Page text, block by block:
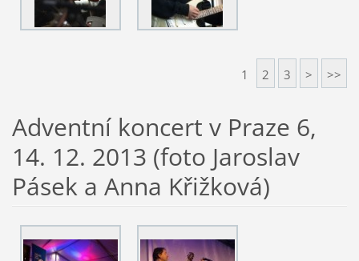
1 2 3 > >>
Adventní koncert v Praze 6,
14. 12. 2013 (foto Jaroslav
Pásek a Anna Křižková)